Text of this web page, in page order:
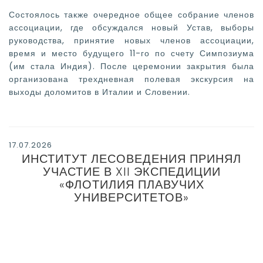
Состоялось также очередное общее собрание членов
ассоциации, где обсуждался новый Устав, выборы
руководства, принятие новых членов ассоциации,
время и место будущего 11-го по счету Симпозиума
(им стала Индия). После церемонии закрытия была
организована трехдневная полевая экскурсия на
выходы доломитов в Италии и Словении.
17.07.2026
ИНСТИТУТ ЛЕСОВЕДЕНИЯ ПРИНЯЛ
УЧАСТИЕ В XII ЭКСПЕДИЦИИ
«ФЛОТИЛИЯ ПЛАВУЧИХ
УНИВЕРСИТЕТОВ»